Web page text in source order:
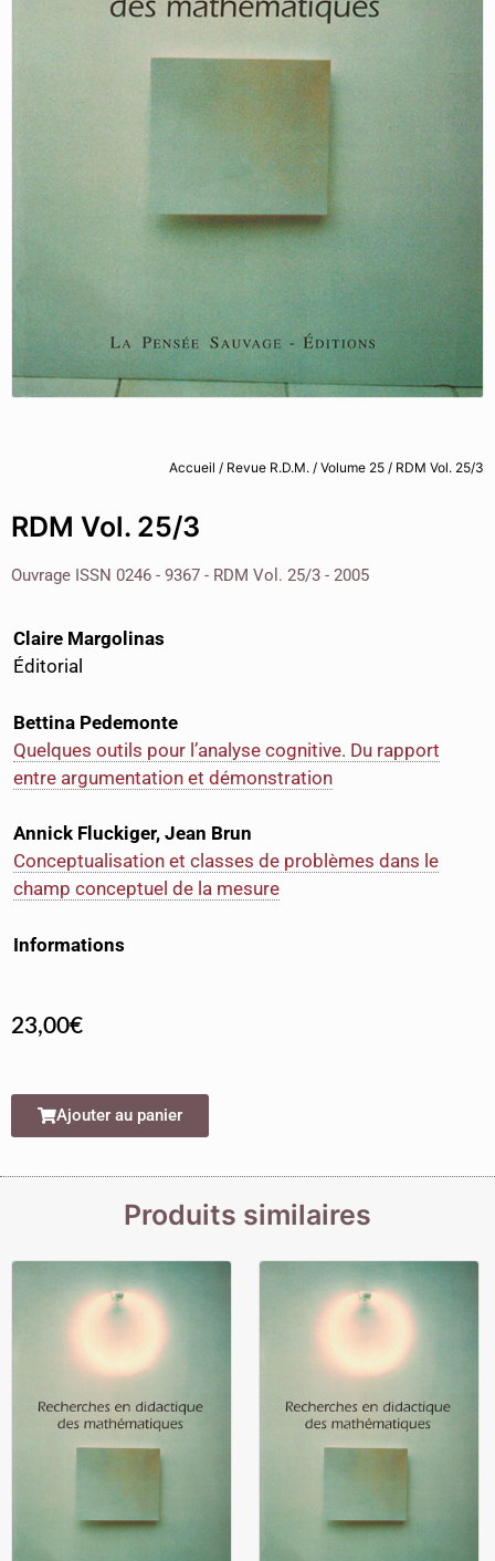
Accueil / Revue R.D.M. / Volume 25 / RDM Vol. 25/3
RDM Vol. 25/3
Ouvrage ISSN 0246 - 9367 - RDM Vol. 25/3 - 2005
Claire Margolinas
Éditorial
Bettina Pedemonte
Quelques outils pour l’analyse cognitive. Du rapport
entre argumentation et démonstration
Annick Fluckiger, Jean Brun
Conceptualisation et classes de problèmes dans le
champ conceptuel de la mesure
Informations
23,00€
Ajouter au panier
Produits similaires